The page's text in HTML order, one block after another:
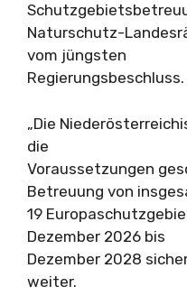
Naturschutz-
vom jüngsten
Regierungsbeschluss.
„Die
die
Voraussetzungen
Betreuung von
19
Dezember 2026 bis
Dezember 2028
weiter.